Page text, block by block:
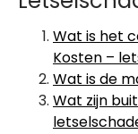
Wat is het
Kosten –
Wat is de
Wat zijn